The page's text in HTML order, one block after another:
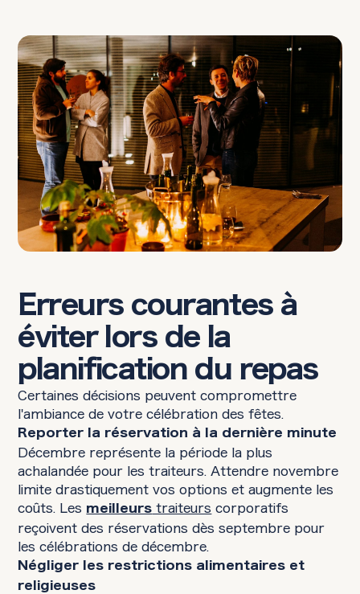
Erreurs courantes à
éviter lors de la
planification du repas
Certaines décisions peuvent compromettre
l'ambiance de votre célébration des fêtes.
Reporter la réservation à la dernière minute
Décembre représente la période la plus
achalandée pour les traiteurs. Attendre novembre
limite drastiquement vos options et augmente les
coûts. Les meilleurstraiteurs corporatifs
reçoivent des réservations dès septembre pour
les célébrations de décembre.
Négliger les restrictions alimentaires et
religieuses